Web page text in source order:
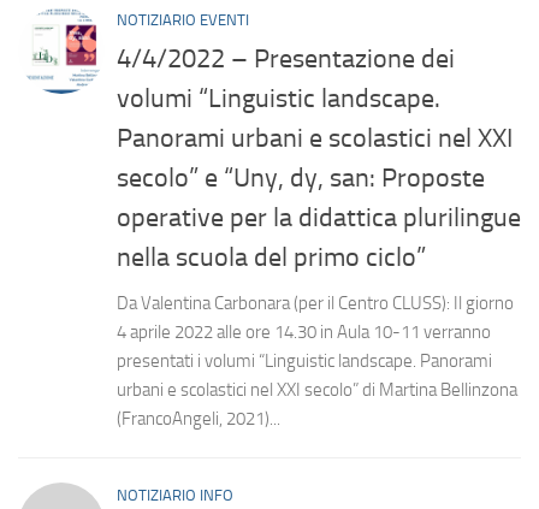
NOTIZIARIO EVENTI
4/4/2022 – Presentazione dei
volumi “Linguistic landscape.
Panorami urbani e scolastici nel XXI
secolo” e “Uny, dy, san: Proposte
operative per la didattica plurilingue
nella scuola del primo ciclo”
Da Valentina Carbonara (per il Centro CLUSS): Il giorno
4 aprile 2022 alle ore 14.30 in Aula 10-11 verranno
presentati i volumi “Linguistic landscape. Panorami
urbani e scolastici nel XXI secolo” di Martina Bellinzona
(FrancoAngeli, 2021)...
NOTIZIARIO INFO